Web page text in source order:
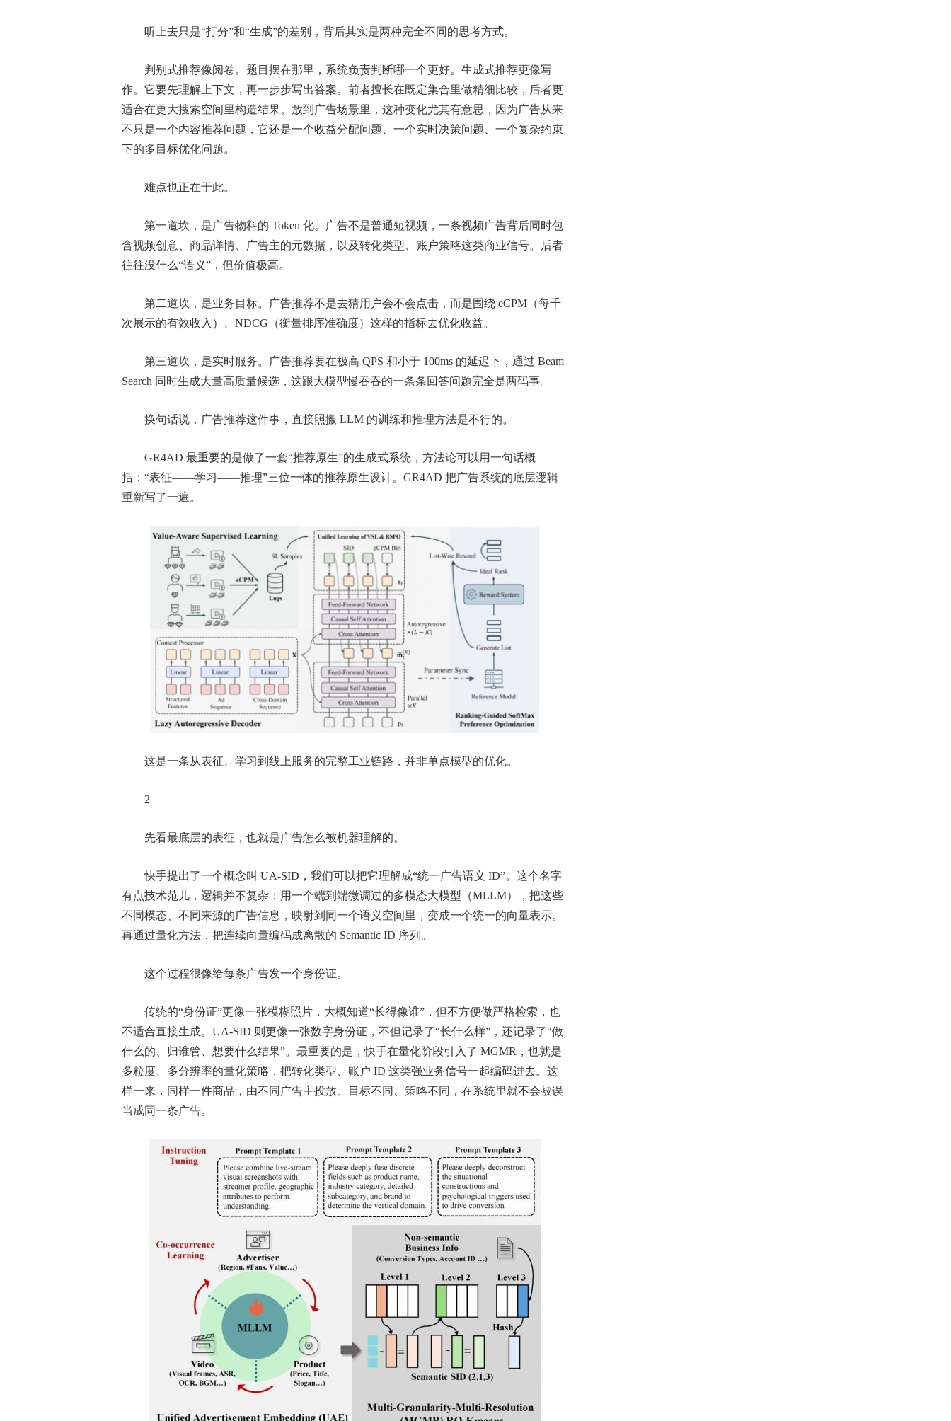
听上去只是“打分”和“生成”的差别，背后其实是两种完全不同的思考方式。
判别式推荐像阅卷。题目摆在那里，系统负责判断哪一个更好。生成式推荐更像写
作。它要先理解上下文，再一步步写出答案。前者擅长在既定集合里做精细比较，后者更
适合在更大搜索空间里构造结果。放到广告场景里，这种变化尤其有意思，因为广告从来
不只是一个内容推荐问题，它还是一个收益分配问题、一个实时决策问题、一个复杂约束
下的多目标优化问题。
难点也正在于此。
第一道坎，是广告物料的 Token 化。广告不是普通短视频，一条视频广告背后同时包
含视频创意、商品详情、广告主的元数据，以及转化类型、账户策略这类商业信号。后者
往往没什么“语义”，但价值极高。
第二道坎，是业务目标。广告推荐不是去猜用户会不会点击，而是围绕 eCPM（每千
次展示的有效收入）、NDCG（衡量排序准确度）这样的指标去优化收益。
第三道坎，是实时服务。广告推荐要在极高 QPS 和小于 100ms 的延迟下，通过 Beam
Search 同时生成大量高质量候选，这跟大模型慢吞吞的一条条回答问题完全是两码事。
换句话说，广告推荐这件事，直接照搬 LLM 的训练和推理方法是不行的。
GR4AD 最重要的是做了一套“推荐原生”的生成式系统，方法论可以用一句话概
括：“表征——学习——推理”三位一体的推荐原生设计。GR4AD 把广告系统的底层逻辑
重新写了一遍。
这是一条从表征、学习到线上服务的完整工业链路，并非单点模型的优化。
2
先看最底层的表征，也就是广告怎么被机器理解的。
快手提出了一个概念叫 UA-SID，我们可以把它理解成“统一广告语义 ID”。这个名字
有点技术范儿，逻辑并不复杂：用一个端到端微调过的多模态大模型（MLLM），把这些
不同模态、不同来源的广告信息，映射到同一个语义空间里，变成一个统一的向量表示。
再通过量化方法，把连续向量编码成离散的 Semantic ID 序列。
这个过程很像给每条广告发一个身份证。
传统的“身份证”更像一张模糊照片，大概知道“长得像谁”，但不方便做严格检索，也
不适合直接生成。UA-SID 则更像一张数字身份证，不但记录了“长什么样”，还记录了“做
什么的、归谁管、想要什么结果”。最重要的是，快手在量化阶段引入了 MGMR，也就是
多粒度、多分辨率的量化策略，把转化类型、账户 ID 这类强业务信号一起编码进去。这
样一来，同样一件商品，由不同广告主投放、目标不同、策略不同，在系统里就不会被误
当成同一条广告。